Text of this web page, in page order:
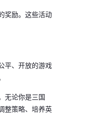
奖励。这些活动
平、开放的游戏
无论你是三国
整策略、培养英